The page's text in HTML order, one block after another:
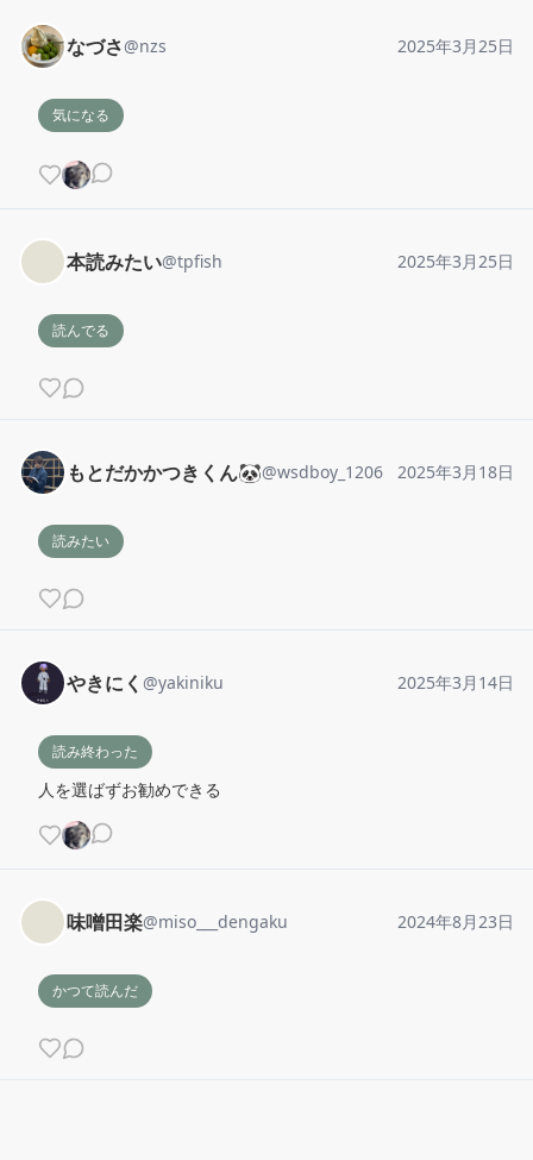
なづさ@nzs 2025年3月25日
気になる
本読みたい@tpfish 2025年3月25日
読んでる
もとだかかつきくん🐼@wsdboy_1206 2025年3月18日
読みたい
やきにく @yakiniku 2025年3月14日
読み終わった
人を選ばずお勧めできる
味噌田楽@miso___dengaku 2024年8月23日
かつて読んだ